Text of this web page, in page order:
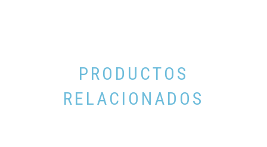
PRODUCTOS
RELACIONADOS